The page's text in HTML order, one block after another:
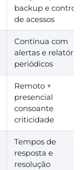
backup e controlo
de acessos
Contínua com
alertas e relatórios
periódicos
Remoto +
presencial
consoante
criticidade
Tempos de
resposta e
resolução